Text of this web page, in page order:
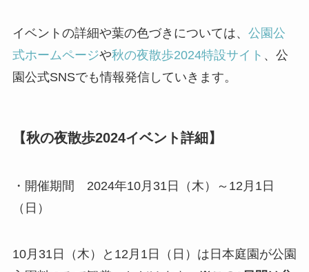
イベントの詳細や葉の色づきについては、 公園公
式ホームページや秋の夜散歩2024特設サイト 、公
園公式SNSでも情報発信していきます。
【秋の夜散歩2024イベント詳細】
・開催期間 2024年10月31日（木）～12月1日
（日）
10月31日（木）と12月1日（日）は日本庭園が公園